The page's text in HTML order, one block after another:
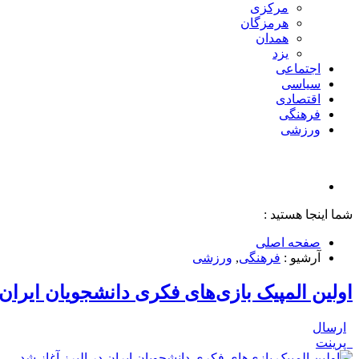
مرکزی
هرمزگان
همدان
یزد
اجتماعی
سیاسی
اقتصادی
فرهنگی
ورزشی
شما اینجا هستید :
صفحه اصلی
آرشیو : فرهنگی, ورزشی
اولین المپیک بازی‌های فکری دانشجویان
ارسال
پرینت